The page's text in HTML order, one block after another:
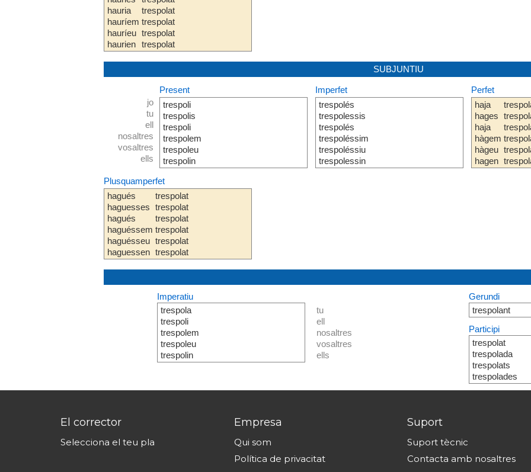
hauria
hauríem
hauríeu
haurien
trespolat
trespolat
trespolat
trespolat
SUBJUNTIU
jo
tu
ell
nosaltres
vosaltres
ells
Present
trespoli
trespolis
trespoli
trespolem
trespoleu
trespolin
Imperfet
trespolés
trespolessis
trespolés
trespoléssim
trespoléssiu
trespolessin
Perfet
haja
hages
haja
hàgem
hàgeu
hagen
Plusquamperfet
hagués
haguesses
hagués
haguéssem
haguésseu
haguessen
trespolat
trespolat
trespolat
trespolat
trespolat
trespolat
Imperatiu
trespola
trespoli
trespolem
trespoleu
trespolin
tu
ell
nosaltres
vosaltres
ells
Gerundi
trespolant
Participi
trespolat
trespolada
trespolats
trespolades
El corrector
Selecciona el teu pla
Empresa
Qui som
Política de privacitat
Suport
Suport tècnic
Contacta amb nosaltres